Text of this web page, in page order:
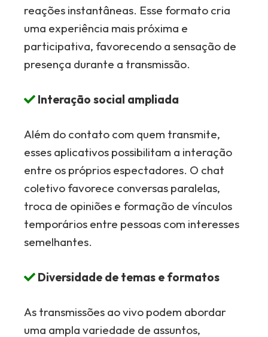
reações instantâneas. Esse formato cria
uma experiência mais próxima e
participativa, favorecendo a sensação de
presença durante a transmissão.
Interação social ampliada
Além do contato com quem transmite,
esses aplicativos possibilitam a interação
entre os próprios espectadores. O chat
coletivo favorece conversas paralelas,
troca de opiniões e formação de vínculos
temporários entre pessoas com interesses
semelhantes.
Diversidade de temas e formatos
As transmissões ao vivo podem abordar
uma ampla variedade de assuntos,